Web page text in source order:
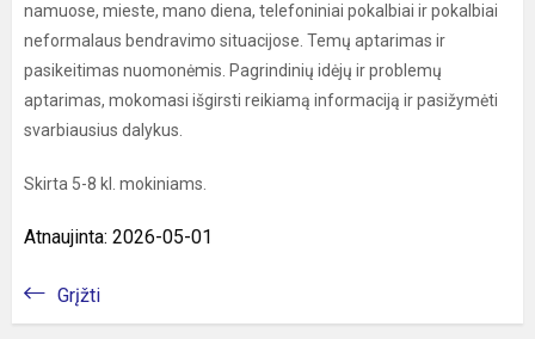
namuose, mieste, mano diena, telefoniniai pokalbiai ir pokalbiai
neformalaus bendravimo situacijose. Temų aptarimas ir
pasikeitimas nuomonėmis. Pagrindinių idėjų ir problemų
aptarimas, mokomasi išgirsti reikiamą informaciją ir pasižymėti
svarbiausius dalykus.
Skirta 5-8 kl. mokiniams.
Atnaujinta: 2026-05-01
Grįžti